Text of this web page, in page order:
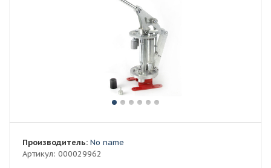
Артикул: 000029962
Производитель: No name